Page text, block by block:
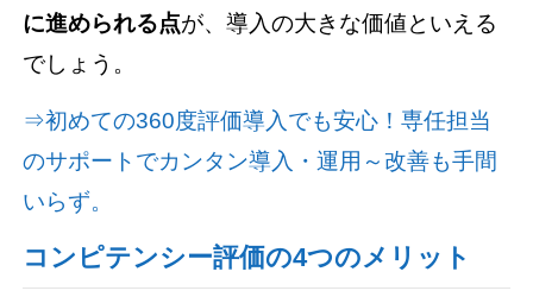
に進められる点が、導入の大きな価値といえる
でしょう。
⇒初めての360度評価導入でも安心！専任担当
のサポートでカンタン導入・運用～改善も手間
いらず。
コンピテンシー評価の4つのメリット